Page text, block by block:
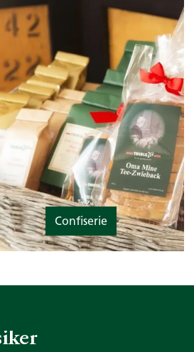
Confiserie